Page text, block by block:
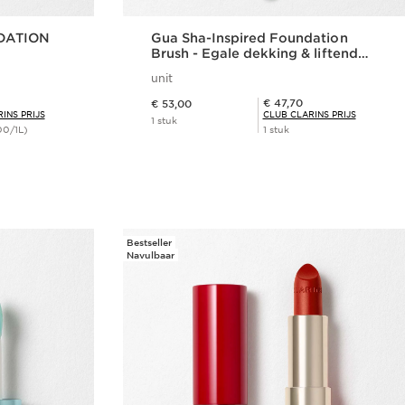
PRIJS
1L)
Gua Sha-Inspired Foundation
Brush - Egale dekking & liftend
unit
€ 53,00
1 stuk
Club Clarins Prijs € 47,70
€ 47,70
CLUB CLARINS PRIJS
1 stuk
Bestseller
Navulbaar